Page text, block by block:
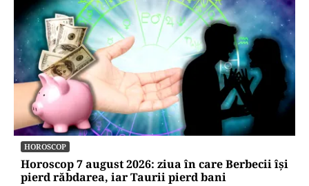
HOROSCOP
Horoscop 7 august 2026: ziua în care Berbecii își
pierd răbdarea, iar Taurii pierd bani